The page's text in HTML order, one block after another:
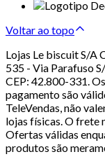
Voltar ao topo
Lojas Le biscuit S/A
535 - Via Parafuso
CEP: 42.800-331.
pagamento são
TeleVendas, não
lojas físicas. O frete
Ofertas válidas
produtos são